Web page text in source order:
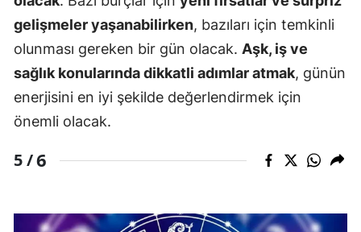
gelişmeler yaşanabilirken, bazıları için temkinli
olunması gereken bir gün olacak. Aşk, iş ve
sağlık konularında dikkatli adımlar atmak, günün
enerjisini en iyi şekilde değerlendirmek için
önemli olacak.
5 /6